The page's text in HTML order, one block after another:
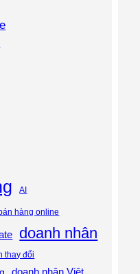
AI
hàng online
doanh nhân
thay đổi